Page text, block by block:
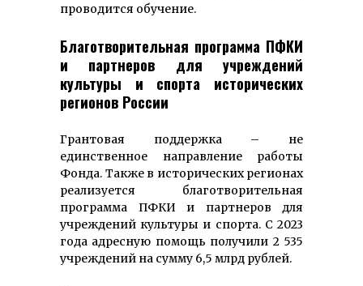
проводится обучение.
Благотворительная программа ПФКИ
и партнеров для учреждений
культуры и спорта исторических
регионов России
Грантовая поддержка – не
единственное направление работы
Фонда. Также в исторических регионах
реализуется благотворительная
программа ПФКИ и партнеров для
учреждений культуры и спорта. С 2023
года адресную помощь получили 2 535
учреждений на сумму 6,5 млрд рублей.